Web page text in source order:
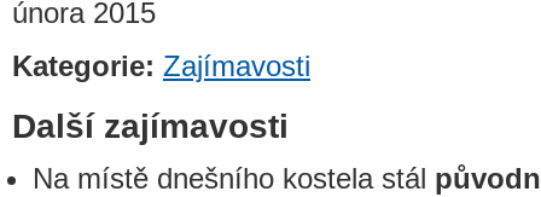
února 2015
Kategorie: Zajímavosti
Další zajímavosti
Na místě dnešního kostela stál